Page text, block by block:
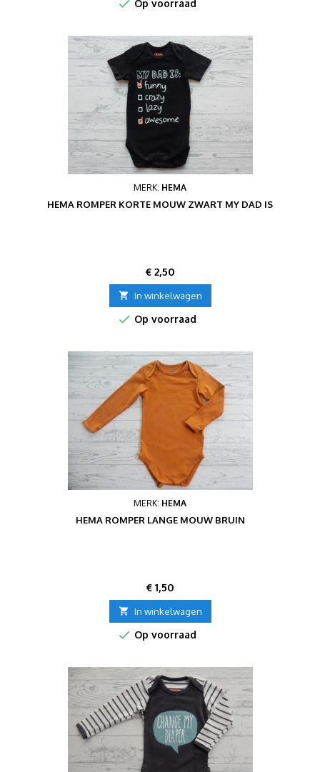
 Op voorraad
MERK: HEMA
HEMA ROMPER KORTE MOUW ZWART MY DAD IS
Prijs
€ 2,50
 In winkelwagen
 Op voorraad
MERK: HEMA
HEMA ROMPER LANGE MOUW BRUIN
Prijs
€ 1,50
 In winkelwagen
 Op voorraad